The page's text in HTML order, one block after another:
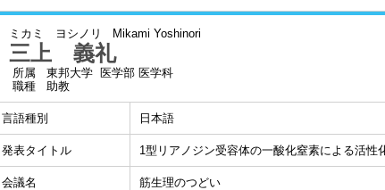
ミカミ ヨシノリ Mikami Yoshinori
三上 義礼
所属
東邦大学 医学部 医学科
職種
助教
言語種別 日本語
発表タイトル 1型リアノジン受容体の一酸化窒素による活性
会議名 筋生理のつどい